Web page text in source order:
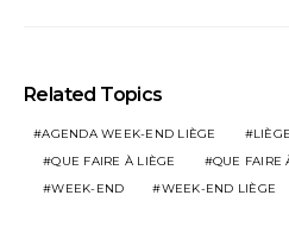
Related Topics
AGENDA WEEK-END LIÈGE LIÈGE
QUE FAIRE À LIÈGE
QUE FAIRE
WEEK-END
WEEK-END LIÈGE